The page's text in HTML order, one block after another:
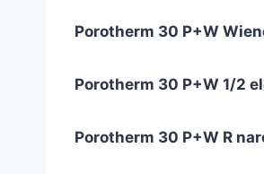
Porotherm 30 P+W
Porotherm 30 P+W 1/2
Porotherm 30 P+W R